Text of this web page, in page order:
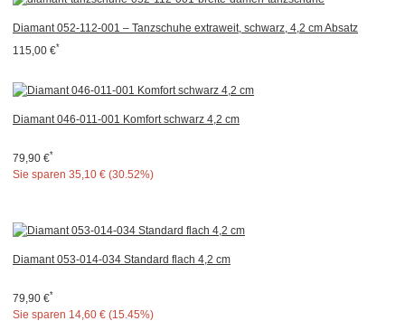
Diamant 052-112-001 – Tanzschuhe extraweit, schwarz, 4,2 cm Absatz
115,00 €*
Diamant 046-011-001 Komfort schwarz 4,2 cm
79,90 €*
Sie sparen 35,10 € (30.52%)
Diamant 053-014-034 Standard flach 4,2 cm
79,90 €*
Sie sparen 14,60 € (15.45%)